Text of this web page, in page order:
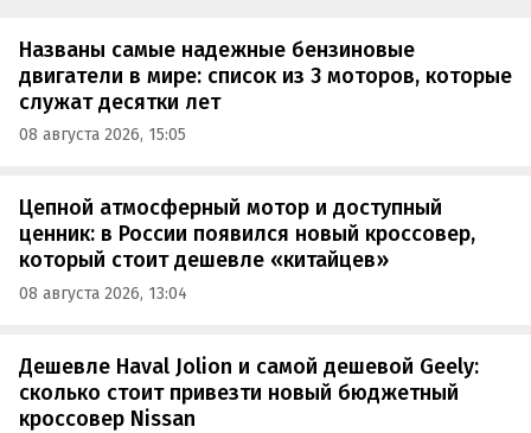
Названы самые надежные бензиновые
двигатели в мире: список из 3 моторов, которые
служат десятки лет
08 августа 2026, 15:05
Цепной атмосферный мотор и доступный
ценник: в России появился новый кроссовер,
который стоит дешевле «китайцев»
08 августа 2026, 13:04
Дешевле Haval Jolion и самой дешевой Geely:
сколько стоит привезти новый бюджетный
кроссовер Nissan